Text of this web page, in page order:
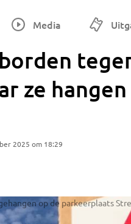
Media
ze
2025 om 18:29
op de parkeerplaats